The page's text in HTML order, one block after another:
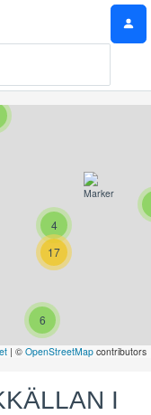
4
17
6
| © OpenStreetMap contributors
I